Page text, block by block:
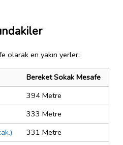
olarak en yakın yerler:
Bereket Sokak Mesafe
394 Metre
333 Metre
331 Metre